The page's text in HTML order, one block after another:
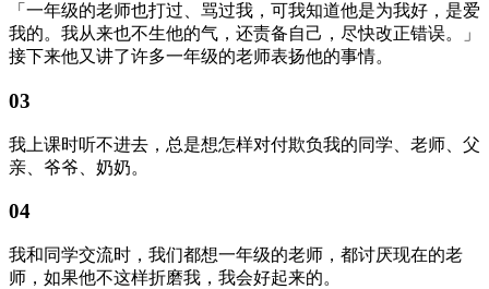
「一年级的老师也打过、骂过我，可我知道他是为我好，是爱
我的。我从来也不生他的气，还责备自己，尽快改正错误。」
接下来他又讲了许多一年级的老师表扬他的事情。
03
我上课时听不进去，总是想怎样对付欺负我的同学、老师、父
亲、爷爷、奶奶。
04
我和同学交流时，我们都想一年级的老师，都讨厌现在的老
师，如果他不这样折磨我，我会好起来的。